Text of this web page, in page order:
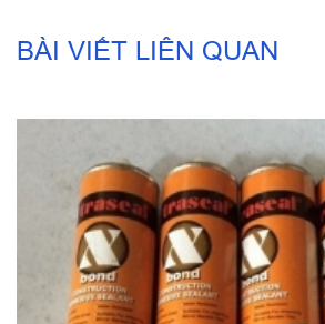
BÀI VIẾT LIÊN QUAN